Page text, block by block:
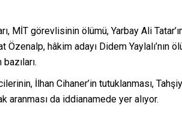
MİT görevlisinin ölümü, Yarbay Ali
hâkim adayı Didem Yaylalı’nın
İlhan Cihaner’in tutuklanması,
aranması da iddianamede yer alıyor.